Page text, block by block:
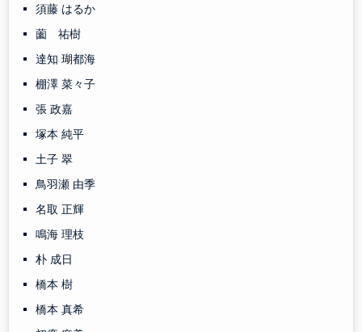
須藤 はるか
薗 祐樹
達知 瑚都海
棚澤 菜々子
張 政嘉
塚本 純平
土子 翠
鳥羽瀬 由季
名取 正輝
鳴海 理枝
朴 成日
橋本 樹
橋本 真希